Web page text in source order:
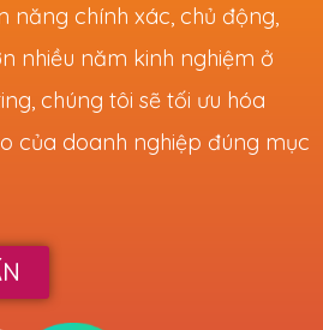
năng chính xác, chủ động,
nhiều năm kinh nghiệm ở
chúng tôi sẽ tối ưu hóa
của doanh nghiệp đúng mục